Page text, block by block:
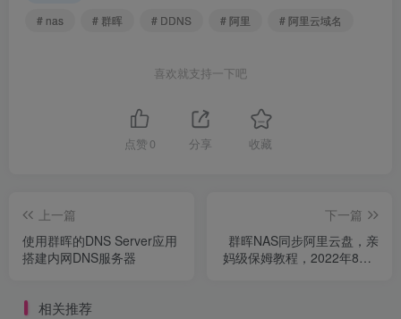
# nas
# 群晖 # DDNS # 阿里 # 阿里云域名
喜欢就支持一下吧
点赞 0 分享 收藏
上一篇
使用群晖的DNS Server应用
搭建内网DNS服务器
下一篇
群晖NAS同步阿里云盘，亲
妈级保姆教程，2022年8月4
相关推荐